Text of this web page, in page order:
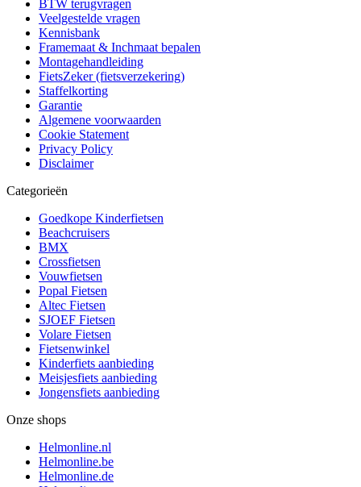
BTW terugvragen
Veelgestelde vragen
Kennisbank
Framemaat & Inchmaat bepalen
Montagehandleiding
FietsZeker (fietsverzekering)
Staffelkorting
Garantie
Algemene voorwaarden
Cookie Statement
Privacy Policy
Disclaimer
Categorieën
Goedkope Kinderfietsen
Beachcruisers
BMX
Crossfietsen
Vouwfietsen
Popal Fietsen
Altec Fietsen
SJOEF Fietsen
Volare Fietsen
Fietsenwinkel
Kinderfiets aanbieding
Meisjesfiets aanbieding
Jongensfiets aanbieding
Onze shops
Helmonline.nl
Helmonline.be
Helmonline.de